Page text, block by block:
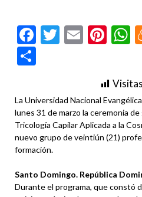
Facebook
Twitter
Email
La Universidad Nacional
lunes 31 de marzo la ceremonia
Tricología Capilar Aplicada a la
nuevo grupo de veintiún (21)
formación.
Santo Domingo. República
Durante el programa, que constó